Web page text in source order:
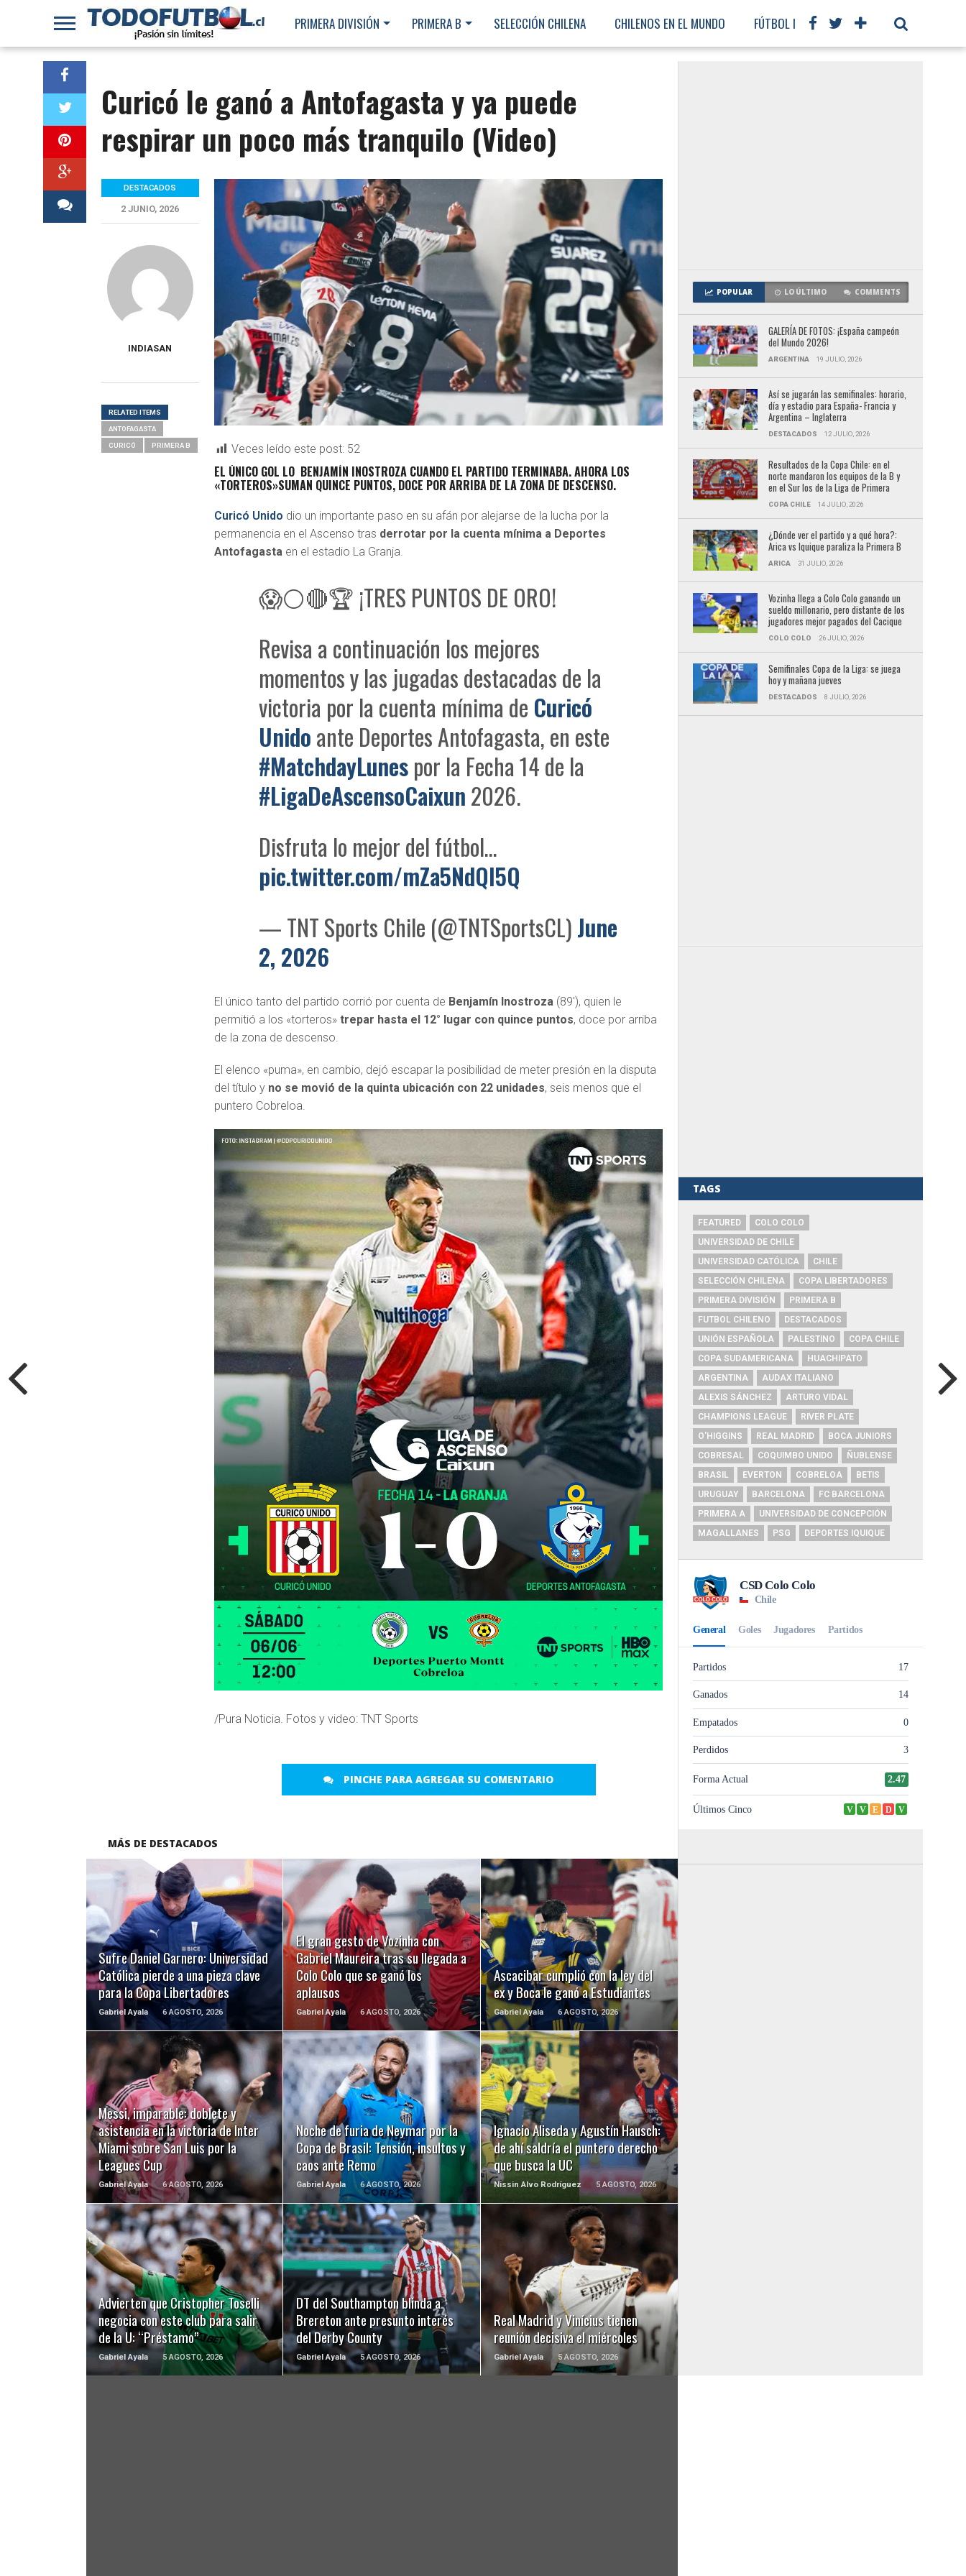
PRIMERA DIVISIÓN PRIMERA B SELECCIÓN CHILENA CHILENOS EN EL MUNDO FÚTBOL INTERNACIONAL
Curicó le ganó a Antofagasta y ya puede
respirar un poco más tranquilo (Video)
Veces leído este post: 52
EL ÚNICO GOL LO BENJAMÍN INOSTROZA CUANDO EL PARTIDO TERMINABA. AHORA LOS
«TORTEROS»SUMAN QUINCE PUNTOS, DOCE POR ARRIBA DE LA ZONA DE DESCENSO.
Curicó Unido dio un importante paso en su afán por alejarse de la lucha por la
permanencia en el Ascenso tras derrotar por la cuenta mínima a Deportes
Antofagasta en el estadio La Granja.
😱⚪🔴🏆 ¡TRES PUNTOS DE ORO!
Revisa a continuación los mejores
momentos y las jugadas destacadas de la
victoria por la cuenta mínima de Curicó
Unidoante Deportes Antofagasta, en este
#MatchdayLunespor la Fecha 14 de la
#LigaDeAscensoCaixun2026.
Disfruta lo mejor del fútbol…
pic.twitter.com/mZa5NdQI5Q
— TNT Sports Chile (@TNTSportsCL)June
2, 2026
El único tanto del partido corrió por cuenta de Benjamín Inostroza (89′), quien le
permitió a los «torteros» trepar hasta el 12° lugar con quince puntos, doce por arriba
de la zona de descenso.
El elenco «puma», en cambio, dejó escapar la posibilidad de meter presión en la disputa
del título y no se movió de la quinta ubicación con 22 unidades, seis menos que el
puntero Cobreloa.
/Pura Noticia. Fotos y video: TNT Sports
PINCHE PARA AGREGAR SU COMENTARIO
DESTACADOS
2 JUNIO, 2026
INDIASAN
RELATED ITEMS
ANTOFAGASTA
CURICÓ PRIMERA B
MÁS DE DESTACADOS
Sufre Daniel Garnero: Universidad
Católica pierde a una pieza clave
para la Copa Libertadores
Gabriel Ayala 6 AGOSTO, 2026
LEER MÁS
El gran gesto de Vozinha con
Gabriel Maureira tras su llegada a
Colo Colo que se ganó los
aplausos
Gabriel Ayala 6 AGOSTO, 2026
LEER MÁS
Ascacibar cumplió con la ley del
ex y Boca le ganó a Estudiantes
Gabriel Ayala 6 AGOSTO, 2026
LEER MÁS
Messi, imparable: doblete y
asistencia en la victoria de Inter
Miami sobre San Luis por la
Leagues Cup
Gabriel Ayala 6 AGOSTO, 2026
LEER MÁS
Noche de furia de Neymar por la
Copa de Brasil: Tensión, insultos y
caos ante Remo
Gabriel Ayala 6 AGOSTO, 2026
LEER MÁS
Ignacio Aliseda y Agustín Hausch:
de ahí saldría el puntero derecho
que busca la UC
Nissin Alvo Rodríguez 5 AGOSTO, 2026
LEER MÁS
Advierten que Cristopher Toselli
negocia con este club para salir
de la U: “Préstamo”
Gabriel Ayala 5 AGOSTO, 2026
LEER MÁS
DT del Southampton blinda a
Brereton ante presunto interés
del Derby County
Gabriel Ayala 5 AGOSTO, 2026
LEER MÁS
Real Madrid y Vinícius tienen
reunión decisiva el miércoles
Gabriel Ayala 5 AGOSTO, 2026
LEER MÁS
POPULAR LO ÚLTIMO COMMENTS
GALERÍA DE FOTOS: ¡España campeón
del Mundo 2026!
ARGENTINA 19 JULIO, 2026
Así se jugarán las semifinales: horario,
día y estadio para España- Francia y
Argentina – Inglaterra
DESTACADOS 12 JULIO, 2026
Resultados de la Copa Chile: en el
norte mandaron los equipos de la B y
en el Sur los de la Liga de Primera
COPA CHILE 14 JULIO, 2026
¿Dónde ver el partido y a qué hora?:
Arica vs Iquique paraliza la Primera B
ARICA 31 JULIO, 2026
Vozinha llega a Colo Colo ganando un
sueldo millonario, pero distante de los
jugadores mejor pagados del Cacique
COLO COLO 26 JULIO, 2026
Semifinales Copa de la Liga: se juega
hoy y mañana jueves
DESTACADOS 8 JULIO, 2026
TAGS
FEATURED
COLO COLO
UNIVERSIDAD DE CHILE
UNIVERSIDAD CATÓLICA
CHILE
SELECCIÓN CHILENA
COPA LIBERTADORES
PRIMERA DIVISIÓN
PRIMERA B
FUTBOL CHILENO
DESTACADOS
UNIÓN ESPAÑOLA
PALESTINO
COPA CHILE
COPA SUDAMERICANA
HUACHIPATO
ARGENTINA
AUDAX ITALIANO
ALEXIS SÁNCHEZ
ARTURO VIDAL
CHAMPIONS LEAGUE
RIVER PLATE
O'HIGGINS
REAL MADRID
BOCA JUNIORS
COBRESAL
COQUIMBO UNIDO
ÑUBLENSE
BRASIL
EVERTON COBRELOA
BETIS
URUGUAY
BARCELONA
FC BARCELONA
PRIMERA A
UNIVERSIDAD DE CONCEPCIÓN
MAGALLANES
PSG DEPORTES IQUIQUE